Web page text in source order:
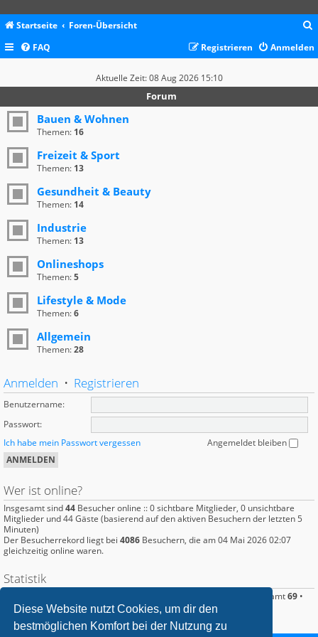
Diese Website nutzt Cookies, um dir den
bestmöglichen Komfort bei der Nutzung zu
Startseite Foren-Übersicht
c
FAQ Anmelden
Registrieren
Aktuelle Zeit: 08 Aug 2026 15:10
Forum
Bauen & Wohnen
Themen: 16
Freizeit & Sport
Themen: 13
Gesundheit & Beauty
Themen: 14
Industrie
Themen: 13
Onlineshops
Themen:5
Lifestyle & Mode
Themen:6
Allgemein
Themen:28
Anmelden • Registrieren
Benutzername:
Passwort:
Ich habe mein Passwort vergessen
Angemeldet bleiben
Wer ist online?
Insgesamt sind44 Besucher online :: 0 sichtbare Mitglieder, 0 unsichtbare
Mitglieder und 44 Gäste (basierend auf den aktiven Besuchern der letzten 5
Minuten)
Der Besucherrekord liegt bei 4086 Besuchern, die am 04 Mai 2026 02:07
gleichzeitig online waren.
Statistik
• Mitglieder insgesamt69 •
Unser neuestes Mitglied:Ghostfisch